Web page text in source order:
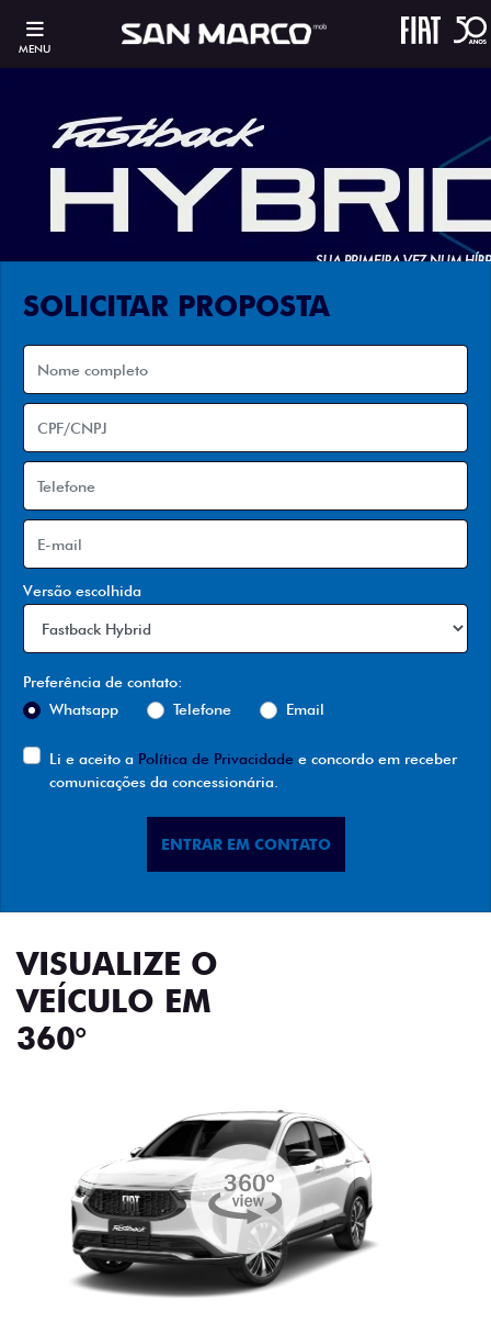
MENU
SOLICITAR PROPOSTA
Versão escolhida
Preferência de contato:
Whatsapp
Telefone Email
Li e aceito a Política de Privacidade e concordo em receber
comunicações da concessionária.
ENTRAR EM CONTATO
VISUALIZE O
VEÍCULO EM
360°